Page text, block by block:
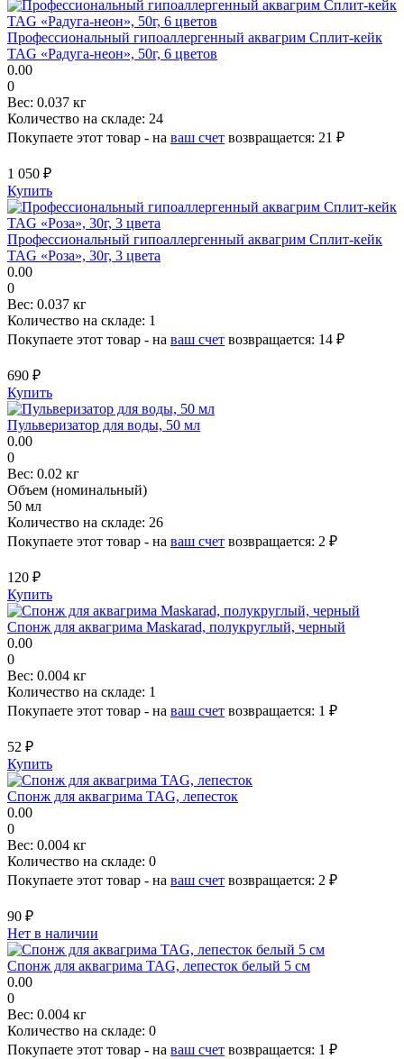
Профессиональный гипоаллергенный аквагрим Сплит-кейк
TAG «Радуга-неон», 50г, 6 цветов
0.00
0
Вес: 0.037 кг
Количество на складе: 24
Покупаете этот товар - на ваш счет возвращается: 21 ₽
1 050 ₽
Купить
Профессиональный гипоаллергенный аквагрим Сплит-кейк
TAG «Роза», 30г, 3 цвета
0.00
0
Вес: 0.037 кг
Количество на складе: 1
Покупаете этот товар - на ваш счет возвращается: 14 ₽
690 ₽
Купить
Пульверизатор для воды, 50 мл
0.00
0
Вес: 0.02 кг
Объем (номинальный)
50 мл
Количество на складе: 26
Покупаете этот товар - на ваш счет возвращается: 2 ₽
120 ₽
Купить
Спонж для аквагрима Maskarad, полукруглый, черный
0.00
0
Вес: 0.004 кг
Количество на складе: 1
Покупаете этот товар - на ваш счет возвращается: 1 ₽
52 ₽
Купить
Cпонж для аквагрима TAG, лепесток
0.00
0
Вес: 0.004 кг
Количество на складе: 0
Покупаете этот товар - на ваш счет возвращается: 2 ₽
90 ₽
Нет в наличии
Cпонж для аквагрима TAG, лепесток белый 5 см
0.00
0
Вес: 0.004 кг
Количество на складе: 0
Покупаете этот товар - на ваш счет возвращается: 1 ₽